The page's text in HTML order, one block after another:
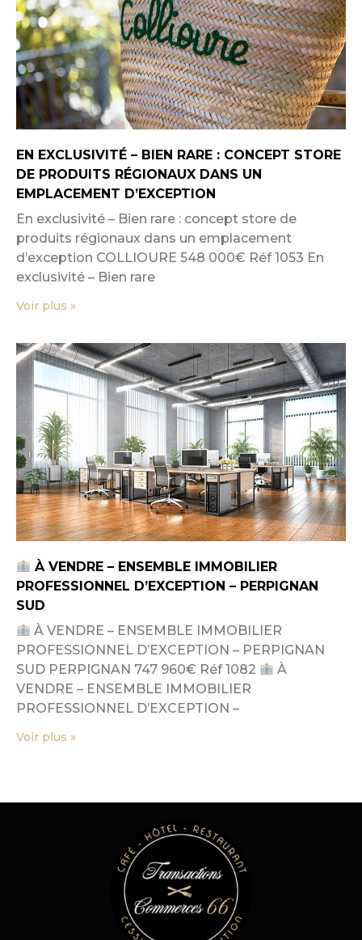
EN EXCLUSIVITÉ – BIEN RARE : CONCEPT STORE
DE PRODUITS RÉGIONAUX DANS UN
EMPLACEMENT D’EXCEPTION
En exclusivité – Bien rare : concept store de
produits régionaux dans un emplacement
d’exception COLLIOURE 548 000€ Réf 1053 En
exclusivité – Bien rare
Voir plus »
À VENDRE – ENSEMBLE IMMOBILIER
PROFESSIONNEL D’EXCEPTION – PERPIGNAN
SUD
À VENDRE – ENSEMBLE IMMOBILIER
PROFESSIONNEL D’EXCEPTION – PERPIGNAN
SUD PERPIGNAN 747 960€ Réf 1082
À
VENDRE – ENSEMBLE IMMOBILIER
PROFESSIONNEL D’EXCEPTION –
Voir plus »